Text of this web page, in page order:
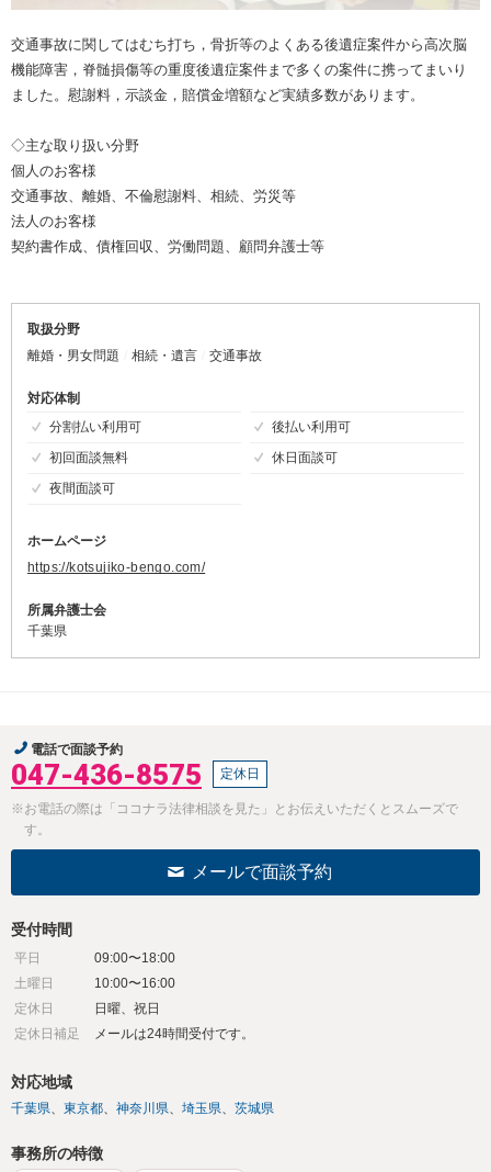
交通事故に関してはむち打ち，骨折等のよくある後遺症案件から高次脳
機能障害，脊髄損傷等の重度後遺症案件まで多くの案件に携ってまいり
ました。慰謝料，示談金，賠償金増額など実績多数があります。
◇主な取り扱い分野
個人のお客様
交通事故、離婚、不倫慰謝料、相続、労災等
法人のお客様
契約書作成、債権回収、労働問題、顧問弁護士等
取扱分野
離婚・男女問題
相続・遺言 交通事故
対応体制
分割払い利用可
後払い利用可
初回面談無料
休日面談可
夜間面談可
ホームページ
https://kotsujiko-bengo.com/
所属弁護士会
千葉県
電話で面談予約
047-436-8575 定休日
※お電話の際は「ココナラ法律相談を見た」とお伝えいただくとスムーズで
す。
メールで面談予約
受付時間
平日
09:00〜18:00
土曜日
10:00〜16:00
定休日
日曜、祝日
定休日補足
メールは24時間受付です。
対応地域
千葉県 東京都 神奈川県 埼玉県 茨城県
事務所の特徴